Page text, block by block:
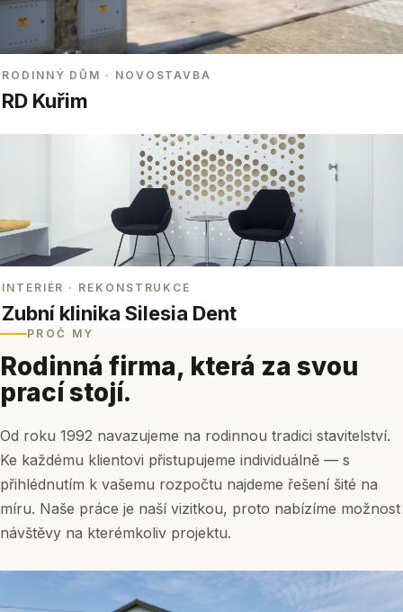
RODINNÝ DŮM · NOVOSTAVBA
RD Kuřim
INTERIÉR · REKONSTRUKCE
Zubní klinika Silesia Dent
PROČ MY
Rodinná firma, která za svou
prací stojí.
Od roku 1992 navazujeme na rodinnou tradici stavitelství.
Ke každému klientovi přistupujeme individuálně — s
přihlédnutím k vašemu rozpočtu najdeme řešení šité na
míru. Naše práce je naší vizitkou, proto nabízíme možnost
návštěvy na kterémkoliv projektu.